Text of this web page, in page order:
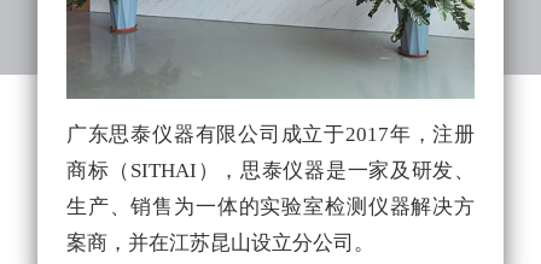
广东思泰仪器有限公司成立于2017年，注册
商标（SITHAI），思泰仪器是一家及研发、
生产、销售为一体的实验室检测仪器解决方
案商，并在江苏昆山设立分公司。